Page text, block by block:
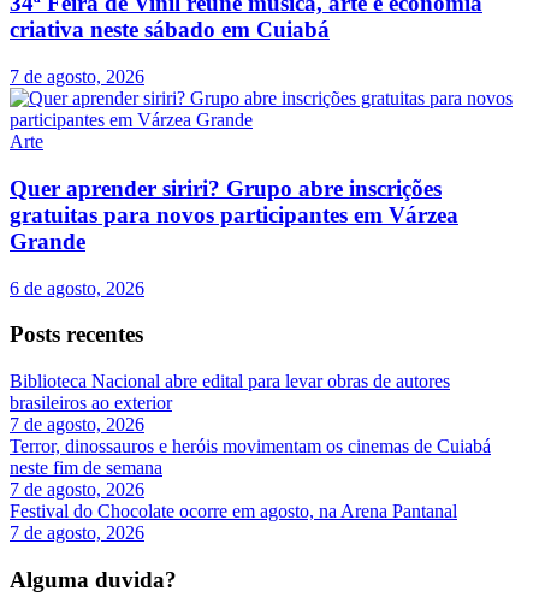
criativa neste sábado em Cuiabá
7 de agosto, 2026
Arte
Quer aprender siriri? Grupo abre inscrições
gratuitas para novos participantes em Várzea
Grande
6 de agosto, 2026
Posts recentes
Biblioteca Nacional abre edital para levar obras de autores
brasileiros ao exterior
7 de agosto, 2026
Terror, dinossauros e heróis movimentam os cinemas de Cuiabá
neste fim de semana
7 de agosto, 2026
Festival do Chocolate ocorre em agosto, na Arena Pantanal
7 de agosto, 2026
Alguma duvida?